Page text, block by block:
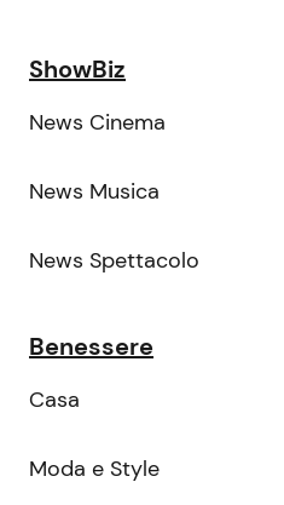
ShowBiz
News Cinema
News Musica
News Spettacolo
Benessere
Casa
Moda e Style